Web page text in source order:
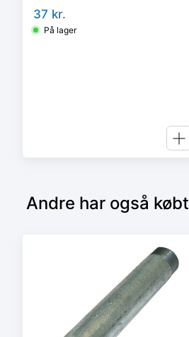
37 kr.
På lager
Andre har også købt